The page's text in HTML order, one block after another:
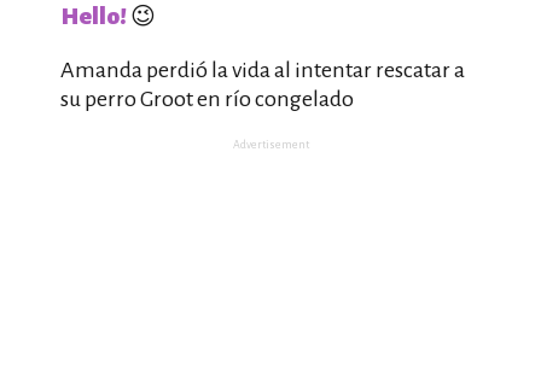
Hello! 😉
Amanda perdió la vida al intentar rescatar a
su perro Groot en río congelado
Advertisement